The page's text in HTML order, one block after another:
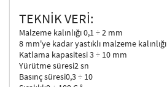
TEKNİK VERİ:
Malzeme kalınlığı 0,1 ÷ 2 mm
8 mm'ye kadar yastıklı malzeme kalınlığı
Katlama kapasitesi 3 ÷ 10 mm
Yürütme süresi2 sn
Basınç süresi0,3 ÷ 10